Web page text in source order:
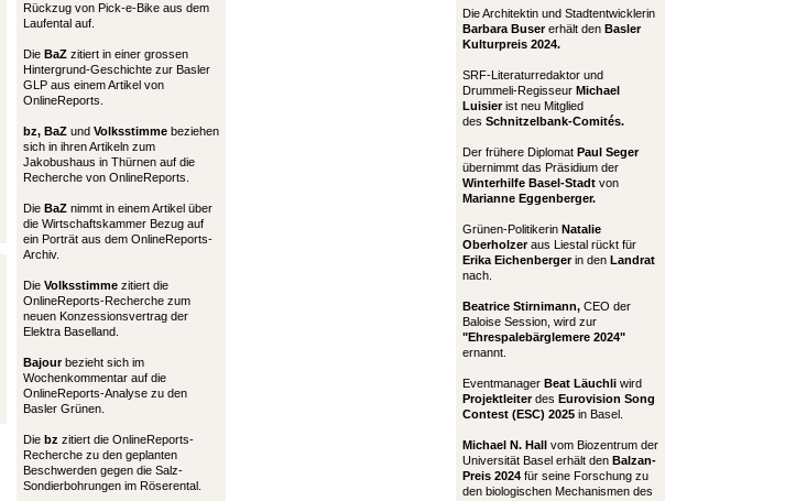
Rückzug von Pick-e-Bike aus dem
Laufental auf.
Die BaZ zitiert in einer grossen
Hintergrund-Geschichte zur Basler
GLP aus einem Artikel von
OnlineReports.
bz, BaZ und Volksstimme beziehen
sich in ihren Artikeln zum
Jakobushaus in Thürnen auf die
Recherche von OnlineReports.
Die BaZ nimmt in einem Artikel über
die Wirtschaftskammer Bezug auf
ein Porträt aus dem OnlineReports-
Archiv.
Die Volksstimme zitiert die
OnlineReports-Recherche zum
neuen Konzessionsvertrag der
Elektra Baselland.
Bajourbezieht sich im
Wochenkommentar auf die
OnlineReports-Analyse zu den
Basler Grünen.
Die bz zitiert die OnlineReports-
Recherche zu den geplanten
Beschwerden gegen die Salz-
Sondierbohrungen im Röserental.
Die Architektin und Stadtentwicklerin
Barbara Busererhält den Basler
Kulturpreis 2024.
SRF-Literaturredaktor und
Drummeli-Regisseur Michael
Luisierist neu Mitglied
des Schnitzelbank-Comités.
Der frühere Diplomat Paul Seger
übernimmt das Präsidium der
Winterhilfe Basel-Stadt von
Marianne Eggenberger.
Grünen-Politikerin Natalie
Oberholzeraus Liestal rückt für
Erika Eichenbergerin den Landrat
nach.
Beatrice Stirnimann, CEO der
Baloise Session, wird zur
"Ehrespalebärglemere 2024"
ernannt.
Eventmanager Beat Läuchli wird
Projektleiterdes Eurovision Song
Contest (ESC) 2025 in Basel.
Michael N. Hall vom Biozentrum der
Universität Basel erhält den Balzan-
Preis 2024 für seine Forschung zu
den biologischen Mechanismen des